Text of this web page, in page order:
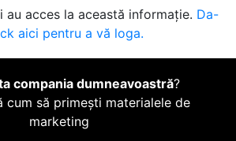
au acces la această informație. Da-
aici pentru a vă loga.
compania dumneavoastră?
cum să primești materialele de
marketing